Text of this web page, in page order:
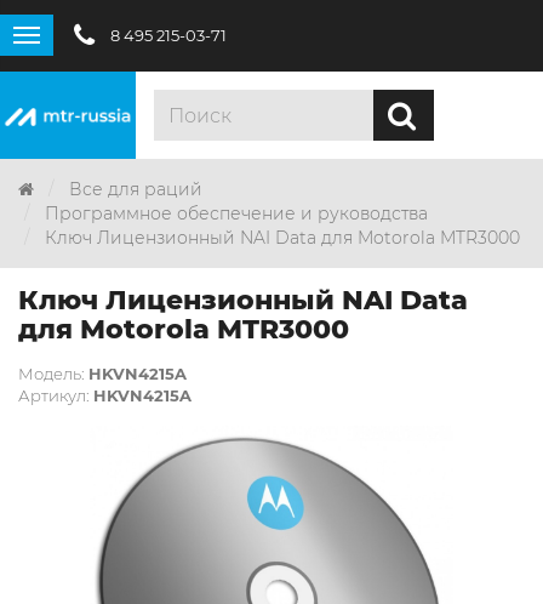
8 495 215-03-71
Все для раций
Программное обеспечение и руководства
Ключ Лицензионный NAI Data для Motorola MTR3000
Ключ Лицензионный NAI Data
для Motorola MTR3000
Модель: HKVN4215A
Артикул: HKVN4215A